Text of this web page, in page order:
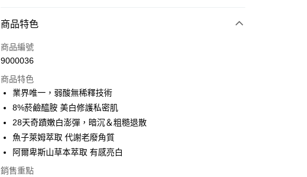
Apple Pay
街口支付
悠遊付
Google Pay
全盈+PAY
AFTEE先享後付
商品特色
商品編號
9000036
商品特色
業界唯一，弱酸無稀釋技術
8%菸鹼醯胺 美白修護私密肌
28天奇蹟嫩白澎彈，暗沉＆粗糙退散
魚子萊姆萃取 代謝老廢角質
阿爾卑斯山草本萃取 有感亮白
銷售重點